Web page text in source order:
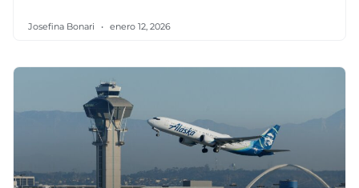
Josefina Bonari enero 12, 2026